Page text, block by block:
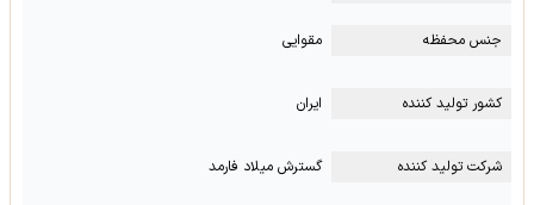
جنس محفظه مقوایی
کشور تولید کننده ایران
شرکت تولید کننده گسترش میلاد فارمد